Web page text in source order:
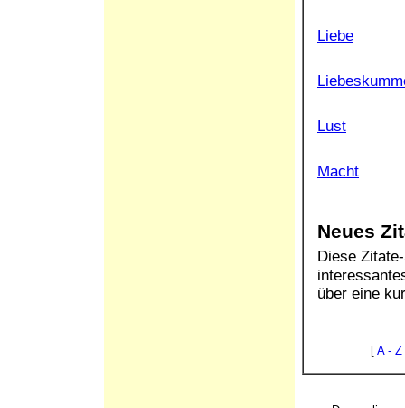
Liebe
Lust
Macht
Neues
Diese
über eine
[ A - Z